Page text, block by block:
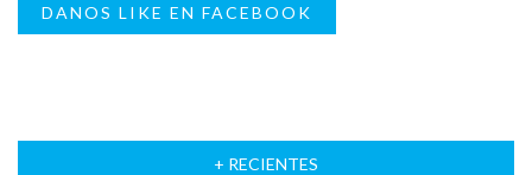
DANOS LIKE EN FACEBOOK
+ RECIENTES